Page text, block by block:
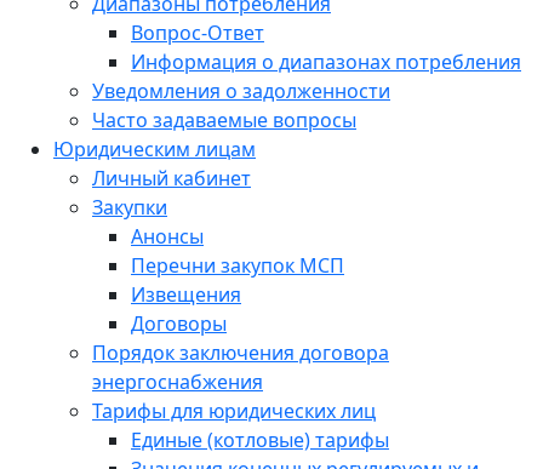
Вопрос-Ответ
Информация о диапазонах потребления
Уведомления о задолженности
Часто задаваемые вопросы
Юридическим лицам
Личный кабинет
Закупки
Анонсы
Перечни закупок МСП
Извещения
Договоры
Порядок заключения договора
энергоснабжения
Тарифы для юридических лиц
Единые (котловые) тарифы